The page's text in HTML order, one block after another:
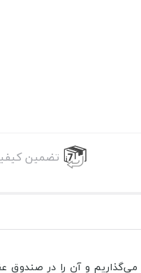
تضمین
و آن را در صندوق